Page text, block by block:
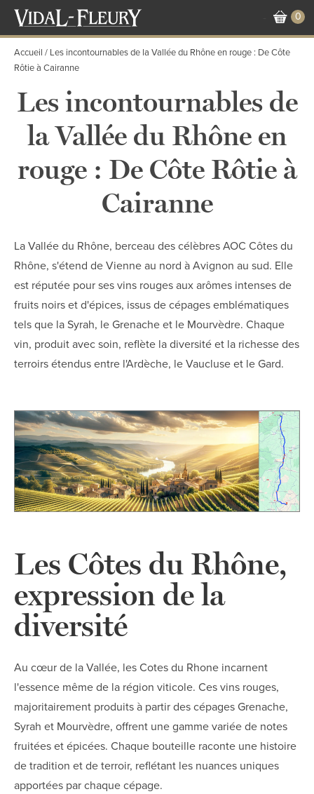
Aller
contenu
principal
0
Accueil
Les incontournables de la Vallée du Rhône en rouge : De Côte
Rôtie à Cairanne
Les incontournables de
la Vallée du Rhône en
rouge : De Côte Rôtie à
Cairanne
La Vallée du Rhône, berceau des célèbres AOC Côtes du
Rhône, s'étend de Vienne au nord à Avignon au sud. Elle
est réputée pour ses vins rouges aux arômes intenses de
fruits noirs et d'épices, issus de cépages emblématiques
tels que la Syrah, le Grenache et le Mourvèdre. Chaque
vin, produit avec soin, reflète la diversité et la richesse des
terroirs étendus entre l'Ardèche, le Vaucluse et le Gard.
Les Côtes du Rhône,
expression de la
diversité
Au cœur de la Vallée, les Cotes du Rhone incarnent
l'essence même de la région viticole. Ces vins rouges,
majoritairement produits à partir des cépages Grenache,
Syrah et Mourvèdre, offrent une gamme variée de notes
fruitées et épicées. Chaque bouteille raconte une histoire
de tradition et de terroir, reflétant les nuances uniques
apportées par chaque cépage.